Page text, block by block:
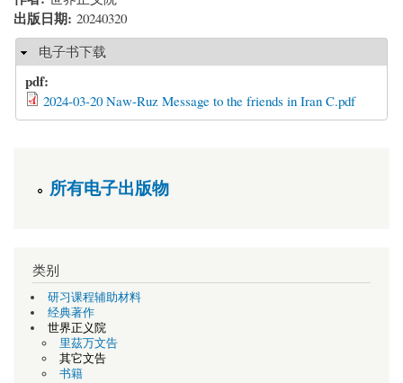
出版日期: 20240320
隐藏电子书下载
pdf:
2024-03-20 Naw-Ruz Message to the friends in Iran C.pdf
所有电子出版物
类别
研习课程辅助材料
经典著作
世界正义院
里茲万文告
其它文告
书籍